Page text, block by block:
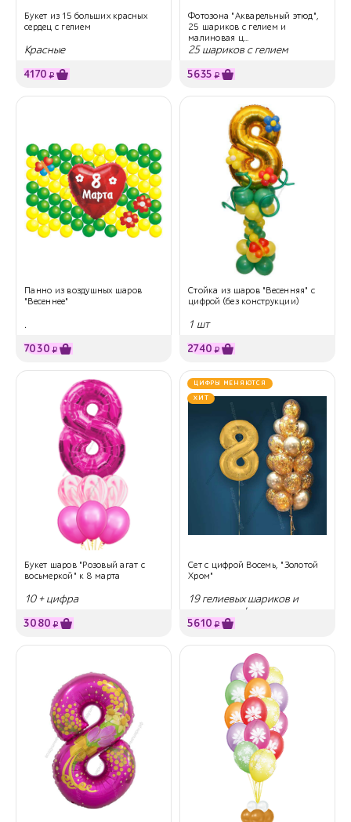
Букет из 15 больших красных
сердец с гелием
Красные
4170 ₽
Фотозона "Акварельный этюд",
25 шариков с гелием и
малиновая ц...
25 шариков с гелием
5635 ₽
Панно из воздушных шаров
"Весеннее"
.
7030 ₽
Стойка из шаров "Весенняя" с
цифрой (без конструкции)
1 шт
2740 ₽
Букет шаров "Розовый агат с
восьмеркой" к 8 марта
10 + цифра
3080 ₽
ЦИФРЫ МЕНЯЮТСЯ
ХИТ
Сет с цифрой Восемь, "Золотой
Хром"
19 гелиевых шариков и
золотая цифра
5610 ₽